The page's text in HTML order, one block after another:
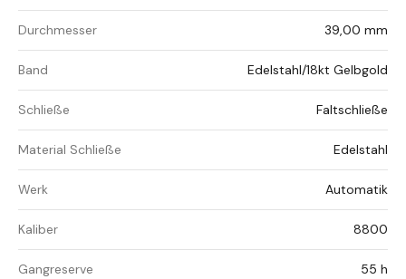
Durchmesser 39,00 mm
Band Edelstahl/18kt Gelbgold
Schließe Faltschließe
Material Schließe Edelstahl
Werk Automatik
Kaliber 8800
Gangreserve 55 h